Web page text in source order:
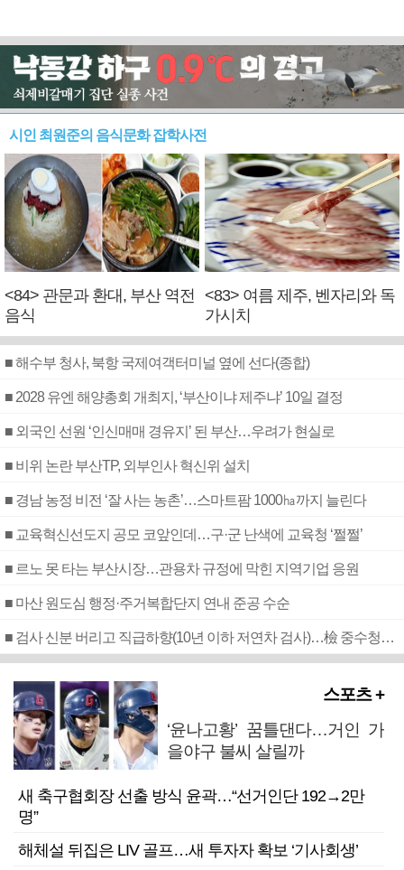
시인 최원준의 음식문화 잡학사전
<84> 관문과 환대, 부산 역전
음식
<83> 여름 제주, 벤자리와 독
가시치
■ 해수부 청사, 북항 국제여객터미널 옆에 선다(종합)
■ 2028 유엔 해양총회 개최지, ‘부산이냐 제주냐’ 10일 결정
■ 외국인 선원 ‘인신매매 경유지’ 된 부산…우려가 현실로
■ 비위 논란 부산TP, 외부인사 혁신위 설치
■ 경남 농정 비전 ‘잘 사는 농촌’…스마트팜 1000㏊까지 늘린다
■ 교육혁신선도지 공모 코앞인데…구·군 난색에 교육청 ‘쩔쩔’
■ 르노 못 타는 부산시장…관용차 규정에 막힌 지역기업 응원
■ 마산 원도심 행정·주거복합단지 연내 준공 수순
■ 검사 신분 버리고 직급하향(10년 이하 저연차 검사)…檢 중수청행 기피
스포츠 +
‘윤나고황’ 꿈틀댄다…거인 가
을야구 불씨 살릴까
새 축구협회장 선출 방식 윤곽…“선거인단 192→2만
명”
해체설 뒤집은 LIV 골프…새 투자자 확보 ‘기사회생’